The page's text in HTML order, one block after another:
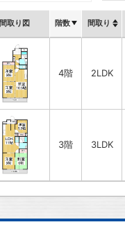
間取り図 階数 間取り
4階 2LDK
3階 3LDK